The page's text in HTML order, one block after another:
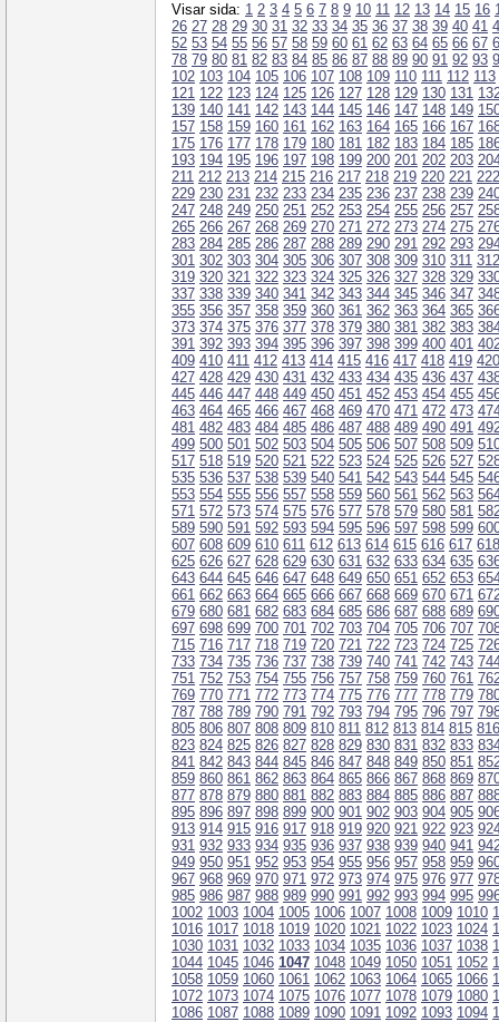
Visar sida: 1 2 3 4 5 6 7 8 9 10 11 12 13 14 15 16
26 27 28 29 30 31 32 33 34 35 36 37 38 39 40 41
52 53 54 55 56 57 58 59 60 61 62 63 64 65 66 67
78 79 80 81 82 83 84 85 86 87 88 89 90 91 92 93
102 103 104 105 106 107 108 109 110 111 112 113
121 122 123 124 125 126 127 128 129 130 131
139 140 141 142 143 144 145 146 147 148 149
157 158 159 160 161 162 163 164 165 166 167
175 176 177 178 179 180 181 182 183 184 185
193 194 195 196 197 198 199 200 201 202 203
211 212 213 214 215 216 217 218 219 220 221 222
229 230 231 232 233 234 235 236 237 238 239
247 248 249 250 251 252 253 254 255 256 257
265 266 267 268 269 270 271 272 273 274 275
283 284 285 286 287 288 289 290 291 292 293
301 302 303 304 305 306 307 308 309 310 311 312
319 320 321 322 323 324 325 326 327 328 329
337 338 339 340 341 342 343 344 345 346 347
355 356 357 358 359 360 361 362 363 364 365
373 374 375 376 377 378 379 380 381 382 383
391 392 393 394 395 396 397 398 399 400 401
409 410 411 412 413 414 415 416 417 418 419 420
427 428 429 430 431 432 433 434 435 436 437
445 446 447 448 449 450 451 452 453 454 455
463 464 465 466 467 468 469 470 471 472 473
481 482 483 484 485 486 487 488 489 490 491
499 500 501 502 503 504 505 506 507 508 509
517 518 519 520 521 522 523 524 525 526 527
535 536 537 538 539 540 541 542 543 544 545
553 554 555 556 557 558 559 560 561 562 563
571 572 573 574 575 576 577 578 579 580 581
589 590 591 592 593 594 595 596 597 598 599
607 608 609 610 611 612 613 614 615 616 617 618
625 626 627 628 629 630 631 632 633 634 635
643 644 645 646 647 648 649 650 651 652 653
661 662 663 664 665 666 667 668 669 670 671
679 680 681 682 683 684 685 686 687 688 689
697 698 699 700 701 702 703 704 705 706 707
715 716 717 718 719 720 721 722 723 724 725
733 734 735 736 737 738 739 740 741 742 743
751 752 753 754 755 756 757 758 759 760 761
769 770 771 772 773 774 775 776 777 778 779
787 788 789 790 791 792 793 794 795 796 797
805 806 807 808 809 810 811 812 813 814 815 816
823 824 825 826 827 828 829 830 831 832 833
841 842 843 844 845 846 847 848 849 850 851
859 860 861 862 863 864 865 866 867 868 869
877 878 879 880 881 882 883 884 885 886 887
895 896 897 898 899 900 901 902 903 904 905
913 914 915 916 917 918 919 920 921 922 923
931 932 933 934 935 936 937 938 939 940 941
949 950 951 952 953 954 955 956 957 958 959
967 968 969 970 971 972 973 974 975 976 977
985 986 987 988 989 990 991 992 993 994 995
1002 1003 1004 1005 1006 1007 1008 1009 1010
1016 1017 1018 1019 1020 1021 1022 1023 1024
1030 1031 1032 1033 1034 1035 1036 1037 1038
1044 1045 1046 1047 1048 1049 1050 1051 1052
1058 1059 1060 1061 1062 1063 1064 1065 1066
1072 1073 1074 1075 1076 1077 1078 1079 1080
1086 1087 1088 1089 1090 1091 1092 1093 1094